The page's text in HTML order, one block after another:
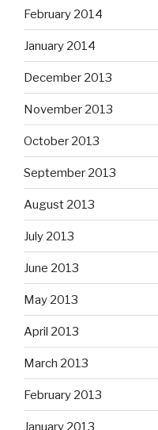
February 2014
January 2014
December 2013
November 2013
October 2013
September 2013
August 2013
July 2013
June 2013
May 2013
April 2013
March 2013
February 2013
January 2013